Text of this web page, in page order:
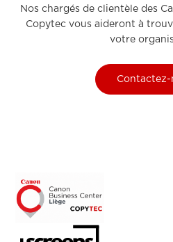
Nos chargés de clientèle des
Copytec vous aideront à
votre
Contactez-